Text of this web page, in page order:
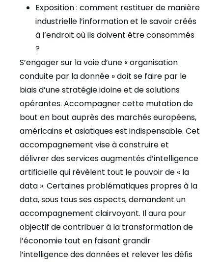
Exposition : comment restituer de manière
industrielle l’information et le savoir créés
à l’endroit où ils doivent être consommés
?
S’engager sur la voie d’une « organisation
conduite par la donnée » doit se faire par le
biais d’une stratégie idoine et de solutions
opérantes. Accompagner cette mutation de
bout en bout auprès des marchés européens,
américains et asiatiques est indispensable. Cet
accompagnement vise à construire et
délivrer des services augmentés d’intelligence
artificielle qui révèlent tout le pouvoir de « la
data ». Certaines problématiques propres à la
data, sous tous ses aspects, demandent un
accompagnement clairvoyant. Il aura pour
objectif de contribuer à la transformation de
l’économie tout en faisant grandir
l’intelligence des données et relever les défis